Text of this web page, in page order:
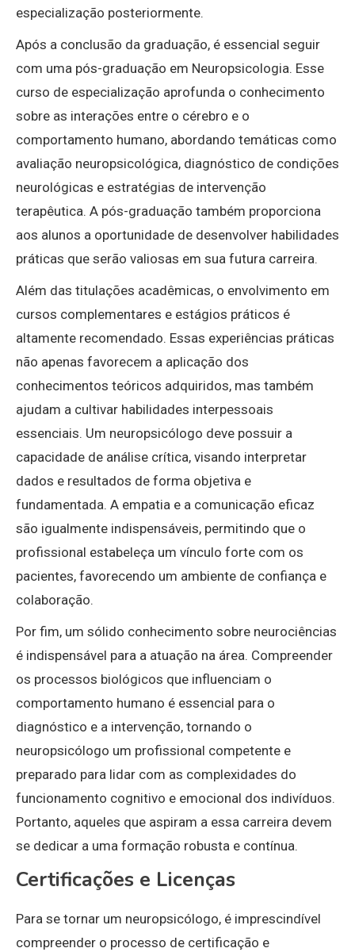
especialização posteriormente.
Após a conclusão da graduação, é essencial seguir
com uma pós-graduação em Neuropsicologia. Esse
curso de especialização aprofunda o conhecimento
sobre as interações entre o cérebro e o
comportamento humano, abordando temáticas como
avaliação neuropsicológica, diagnóstico de condições
neurológicas e estratégias de intervenção
terapêutica. A pós-graduação também proporciona
aos alunos a oportunidade de desenvolver habilidades
práticas que serão valiosas em sua futura carreira.
Além das titulações acadêmicas, o envolvimento em
cursos complementares e estágios práticos é
altamente recomendado. Essas experiências práticas
não apenas favorecem a aplicação dos
conhecimentos teóricos adquiridos, mas também
ajudam a cultivar habilidades interpessoais
essenciais. Um neuropsicólogo deve possuir a
capacidade de análise crítica, visando interpretar
dados e resultados de forma objetiva e
fundamentada. A empatia e a comunicação eficaz
são igualmente indispensáveis, permitindo que o
profissional estabeleça um vínculo forte com os
pacientes, favorecendo um ambiente de confiança e
colaboração.
Por fim, um sólido conhecimento sobre neurociências
é indispensável para a atuação na área. Compreender
os processos biológicos que influenciam o
comportamento humano é essencial para o
diagnóstico e a intervenção, tornando o
neuropsicólogo um profissional competente e
preparado para lidar com as complexidades do
funcionamento cognitivo e emocional dos indivíduos.
Portanto, aqueles que aspiram a essa carreira devem
se dedicar a uma formação robusta e contínua.
Certificações e Licenças
Para se tornar um neuropsicólogo, é imprescindível
compreender o processo de certificação e